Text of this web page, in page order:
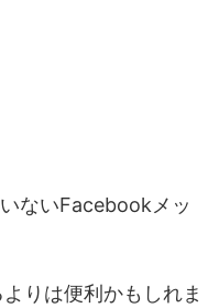
ないFacebookメッ
りは便利かもしれま